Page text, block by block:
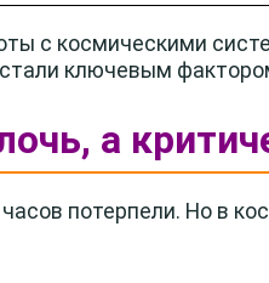
с космическими
ключевым
а
потерпели. Но в